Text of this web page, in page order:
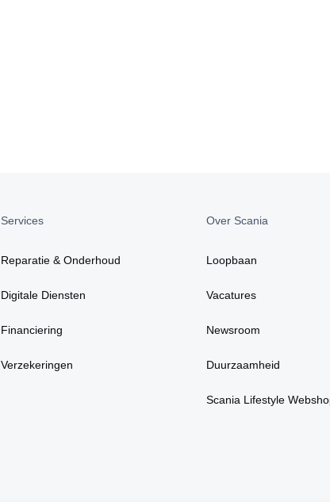
Services
Reparatie & Onderhoud
Digitale Diensten
Financiering
Verzekeringen
Over Scania
Loopbaan
Vacatures
Newsroom
Duurzaamheid
Scania Lifestyle